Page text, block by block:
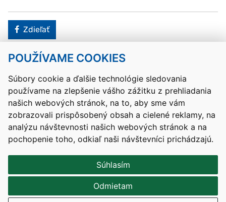
POUŽÍVAME COOKIES
Súbory cookie a ďalšie technológie sledovania
používame na zlepšenie vášho zážitku z prehliadania
našich webových stránok, na to, aby sme vám
zobrazovali prispôsobený obsah a cielené reklamy, na
analýzu návštevnosti našich webových stránok a na
pochopenie toho, odkiaľ naši návštevníci prichádzajú.
Súhlasím
Odmietam
Facebook
Zdieľať
Kontakty Mapa stránky RSS
Vyhlásenie o prístupnosti
Nastavenia cookies
Prevádzkovateľom služby je Ministerstvo školstva, výskumu,
vývoja a mládeže Slovenskej republiky.